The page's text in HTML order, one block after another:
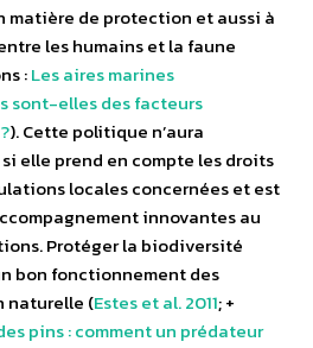
matière de protection et aussi à
les humains et la faune
:Les aires marines
sont-elles des facteurs
). Cette politique n’aura
elle prend en compte les droits
locales concernées et est
innovantes au
Protéger la biodiversité
bon fonctionnement des
naturelle (Estes et al. 2011; +
pins : comment un prédateur